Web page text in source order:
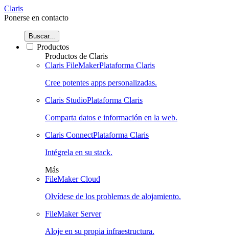
Claris
Ponerse en contacto
Buscar...
Productos
Productos de Claris
Claris FileMakerPlataforma Claris
Cree potentes apps personalizadas.
Claris StudioPlataforma Claris
Comparta datos e información en la web.
Claris ConnectPlataforma Claris
Intégrela en su stack.
Más
FileMaker Cloud
Olvídese de los problemas de alojamiento.
FileMaker Server
Aloje en su propia infraestructura.